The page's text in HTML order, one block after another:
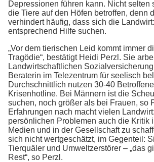
Depressionen führen kann. Nicht selten
die Tiere auf den Höfen betroffen, denn
verhindert häufig, dass sich die
entsprechend Hilfe suchen.
„Vor dem tierischen Leid kommt immer
Tragödie“, bestätigt Heidi Perzl. Sie
Landwirtschaftlichen
Beraterin im Telezentrum für seelisch
Durchschnittlich nutzen 30-40
Krisenhotline. Bei Männern ist die
suchen, noch größer als bei Frauen, so
Erfahrungen nach macht vielen
persönlichen Problemen auch die Kritik
Medien und in der Gesellschaft zu
sich nicht wertgeschätzt, im Gegenteil:
Tierquäler und Umweltzerstörer – „das
Rest“, so Perzl.